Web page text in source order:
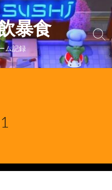
暴食
ム記録
検
索
り